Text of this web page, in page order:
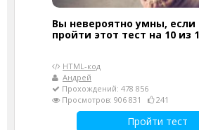
Вы невероятно умны, если
пройти этот тест на 10 из
HTML-код
Андрей
Прохождений: 478 856
Просмотров: 906 831
241
Пройти тест